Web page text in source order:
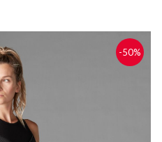
-50%